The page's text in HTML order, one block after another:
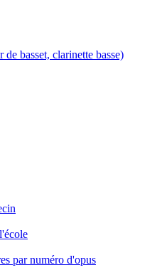
de basset, clarinette basse)
par numéro d'opus